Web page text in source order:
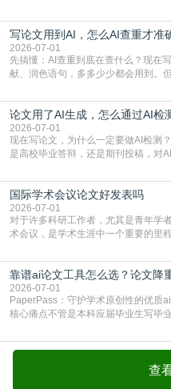
论文的初审通过率。实际上，SCI期
或缺的一环。本篇AEIC学术交流中心
一、查重是标准流程答案是明确的：绝
写论文用到AI，怎么AI查重才准
2026-07-01
先搞懂：AI查重到底在查什么？现在
献、润色语句，多多少少都会用到。
须加做AI查重。很多人分不清，AI查
通查重查的是你的文字和已公开文献
的内容里，有多少是AI生成的，防的是
论文用了AI生成，怎么通过AI检
2026-07-01
现在写论文，为什么一定要做AI检测
是高校毕业答辩，还是期刊投稿，对
要求修改，还差点被判定学术不规范
刊，都已经明确出台了相关规定：如
注，未标注的AI生成内容会被认定为不
国际学术会议论文好发表吗
2026-07-01
对于许多科研工作者，尤其是青年学
术会议，是学术生涯中一个重要的里
疑问：国际学术会议论文到底好不好
AEIC学术交流中心小编就为大家介绍
文发表的相对优势与期刊论文相比，
靠谱ai论文工具怎么选？论文降
2026-07-01
PaperPass：守护学术原创性的优质
核心痛点不管是本科应届毕业生写毕
自己逐句读逐句改，熬好几个大夜不
率超标，再返工太折腾。现在有了成
决。靠谱的ai论文工具，不止能帮你梳
查